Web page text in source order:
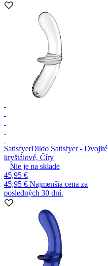
SatisfyerDildo Satisfyer - Dvojité
kryštálové, Číry
Nie je na sklade
45,95 €
45,95 € Najmenšia cena za
posledných 30 dní.